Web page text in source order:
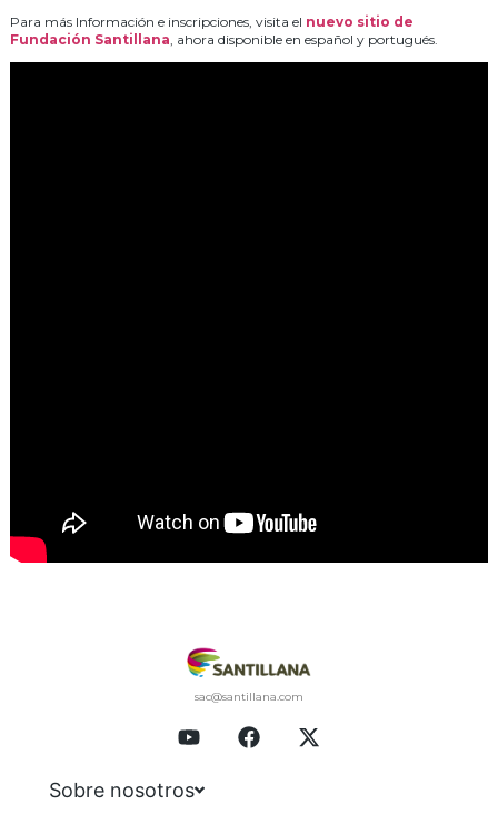
Para más Información e inscripciones, visita el nuevo sitio de
Fundación Santillana, ahora disponible en español y portugués.
sac@santillana.com
Sobre nosotros